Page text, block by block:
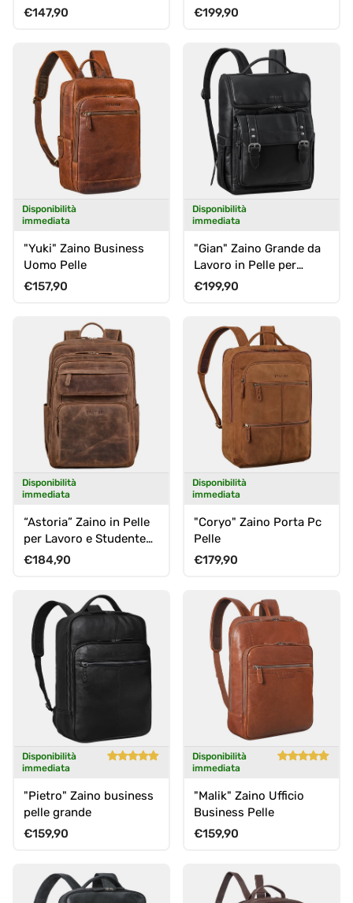
Pelle
Prezzo normale
€147,90
Prezzo normale
€199,90
Disponibilità
immediata
"Yuki" Zaino Business
Uomo Pelle
Prezzo normale
€157,90
Disponibilità
immediata
"Gian" Zaino Grande da
Lavoro in Pelle per
Uomo e Donna - per
Prezzo normale
€199,90
Disponibilità
immediata
“Astoria” Zaino in Pelle
per Lavoro e Studente
Zaino Porta Computer
Prezzo normale
€184,90
Disponibilità
immediata
"Coryo" Zaino Porta Pc
Pelle
Prezzo normale
€179,90
Disponibilità
immediata
"Pietro" Zaino business
pelle grande
Prezzo normale
€159,90
Disponibilità
immediata
"Malik" Zaino Ufficio
Business Pelle
Prezzo normale
€159,90